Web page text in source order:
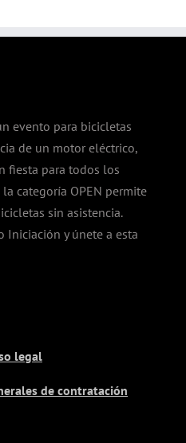
evento para bicicletas
de un motor eléctrico,
fiesta para todos los
categoría OPEN permite
sin asistencia.
Iniciación y únete a esta
legal
de contratación